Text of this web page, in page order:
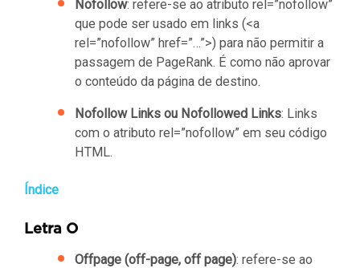
Nofollow: refere-se ao atributo rel=”nofollow”
que pode ser usado em links (<a
rel=”nofollow” href=”…”>) para não permitir a
passagem de PageRank. É como não aprovar
o conteúdo da página de destino.
Nofollow Links ou Nofollowed Links: Links
com o atributo rel=”nofollow” em seu código
HTML.
Índice
Letra O
Offpage (off-page, off page): refere-se ao